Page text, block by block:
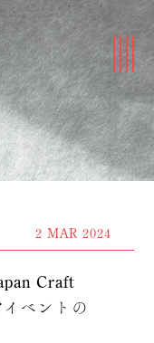
2 MAR 2024
Craft
ベントの